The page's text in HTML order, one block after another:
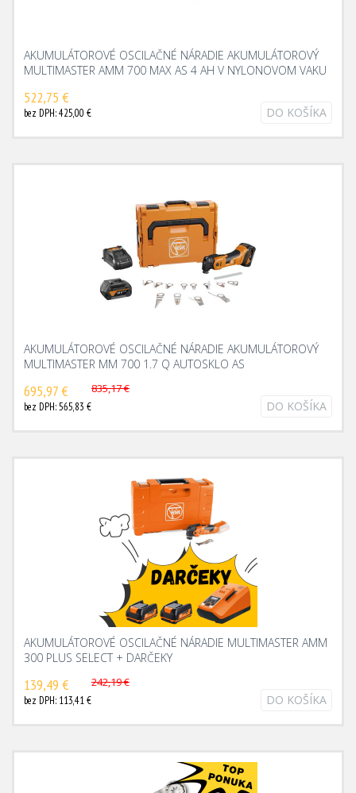
AKUMULÁTOROVÉ OSCILAČNÉ NÁRADIE AKUMULÁTOROVÝ
MULTIMASTER AMM 700 MAX AS 4 AH V NYLONOVOM VAKU
522,75 €
bez DPH: 425,00 € DO KOŠÍKA
AKUMULÁTOROVÉ OSCILAČNÉ NÁRADIE AKUMULÁTOROVÝ
MULTIMASTER MM 700 1.7 Q AUTOSKLO AS
695,97 €
bez DPH: 565,83 €
835,17 €
DO KOŠÍKA
AKUMULÁTOROVÉ OSCILAČNÉ NÁRADIE MULTIMASTER AMM
300 PLUS SELECT + DARČEKY
139,49 €
bez DPH: 113,41 €
242,19 €
DO KOŠÍKA